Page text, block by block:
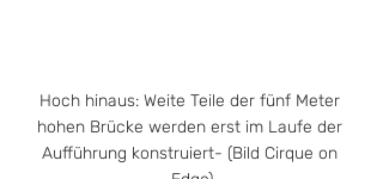
Hoch hinaus: Weite Teile der fünf Meter
hohen Brücke werden erst im Laufe der
Aufführung konstruiert- (Bild Cirque on